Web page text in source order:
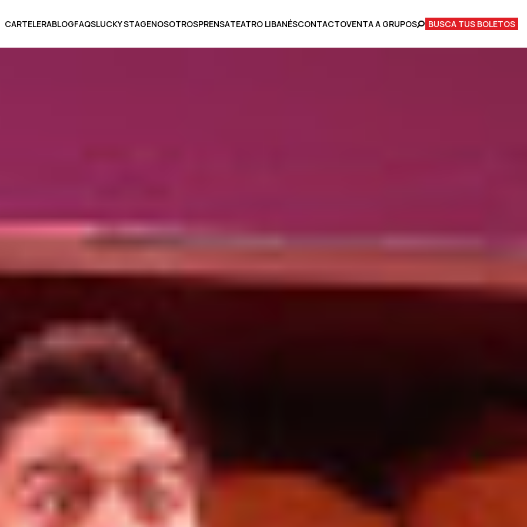
CARTELERABLOGFAQSLUCKY STAGENOSOTROSPRENSATEATRO LIBANÉSCONTACTOVENTA A GRUPOS BUSCA TUS BOLETOS
UNA FECHA